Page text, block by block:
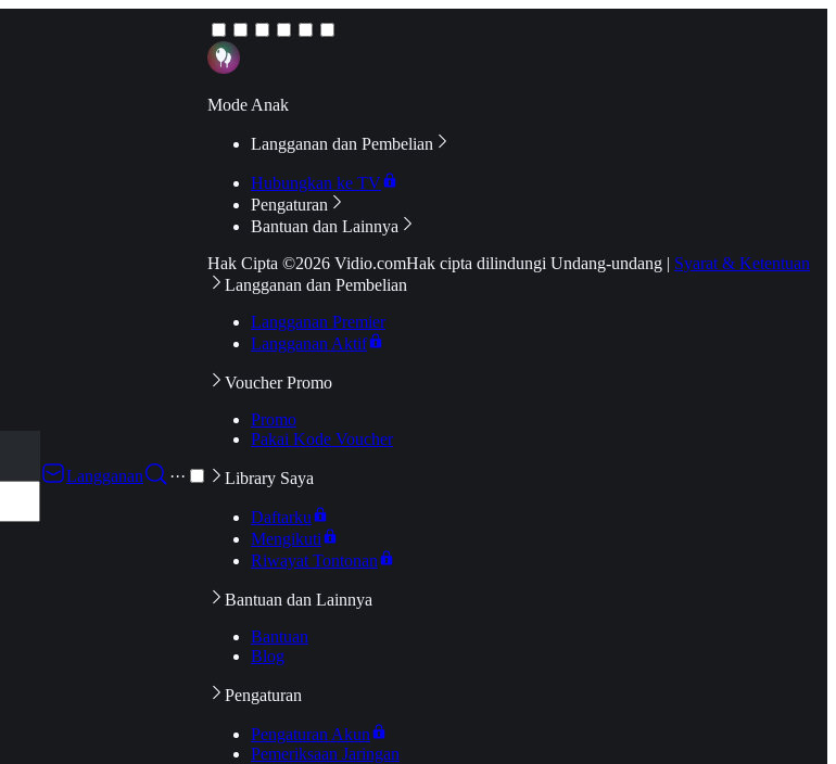
Langganan
···
Mode Anak
Langganan dan Pembelian
Hubungkan ke TV
Pengaturan
Bantuan dan Lainnya
Hak Cipta ©2026 Vidio.comHak cipta dilindungi Undang-undang | Syarat & Ketentuan
Langganan dan Pembelian
Langganan Premier
Langganan Aktif
Voucher Promo
Promo
Pakai Kode Voucher
Library Saya
Daftarku
Mengikuti
Riwayat Tontonan
Bantuan dan Lainnya
Bantuan
Blog
Pengaturan
Pengaturan Akun
Pemeriksaan Jaringan